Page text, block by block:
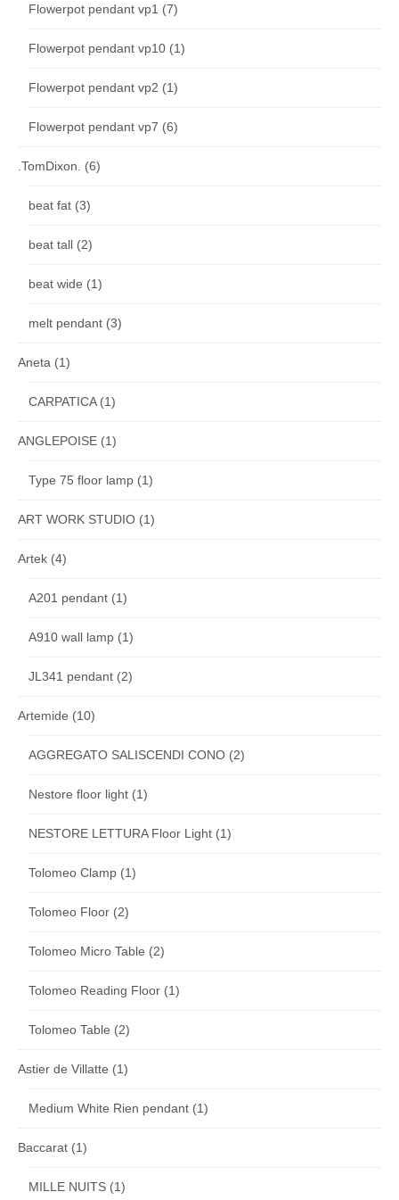
Flowerpot pendant vp1 (7)
Flowerpot pendant vp10 (1)
Flowerpot pendant vp2 (1)
Flowerpot pendant vp7 (6)
.TomDixon. (6)
beat fat (3)
beat tall (2)
beat wide (1)
melt pendant (3)
Aneta (1)
CARPATICA(1)
ANGLEPOISE (1)
Type 75 floor lamp (1)
ART WORK STUDIO (1)
Artek (4)
A201 pendant (1)
A910 wall lamp (1)
JL341 pendant (2)
Artemide (10)
AGGREGATO SALISCENDI CONO (2)
Nestore floor light (1)
NESTORE LETTURA Floor Light (1)
Tolomeo Clamp (1)
Tolomeo Floor (2)
Tolomeo Micro Table (2)
Tolomeo Reading Floor (1)
Tolomeo Table (2)
Astier de Villatte (1)
Medium White Rien pendant (1)
Baccarat (1)
MILLE NUITS (1)